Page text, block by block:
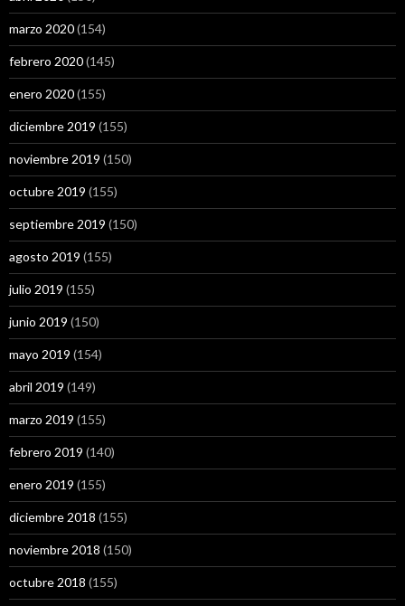
marzo 2020(154)
febrero 2020(145)
enero 2020(155)
diciembre 2019 (155)
noviembre 2019 (150)
octubre 2019 (155)
septiembre 2019 (150)
agosto 2019 (155)
julio 2019 (155)
junio 2019 (150)
mayo 2019 (154)
abril 2019 (149)
marzo 2019 (155)
febrero 2019 (140)
enero 2019 (155)
diciembre 2018 (155)
noviembre 2018 (150)
octubre 2018 (155)